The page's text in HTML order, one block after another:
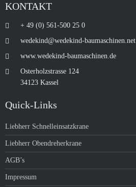
KONTAKT
+ 49 (0) 561-500 25 0
wedekind@wedekind-baumaschinen.net
www.wedekind-baumaschinen.de
Osterholzstrasse 124
34123 Kassel
Quick-Links
Liebherr Schnelleinsatzkrane
Liebherr Obendreherkrane
AGB’s
Impressum